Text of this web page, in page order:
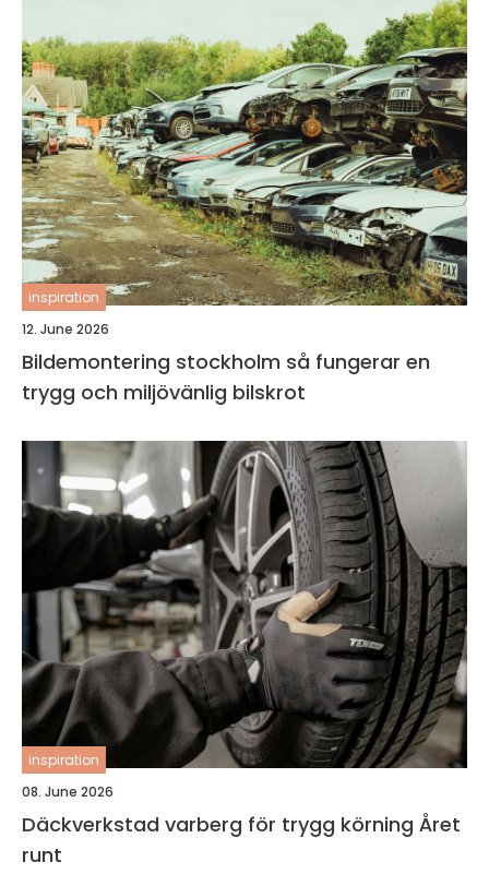
inspiration
12. June 2026
Bildemontering stockholm så fungerar en
trygg och miljövänlig bilskrot
inspiration
08. June 2026
Däckverkstad varberg för trygg körning Året
runt